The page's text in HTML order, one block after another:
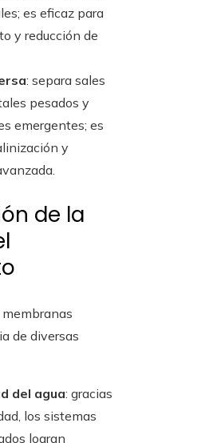
es eficaz para
y reducción de
: separa sales
pesados y
emergentes; es
y
de la
de diversas
del agua: gracias
los sistemas
logran